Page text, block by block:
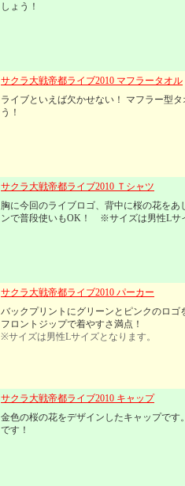
しょう！
サクラ大戦帝都ライブ2010 マフラータオル
ライブといえば欠かせない！ マフラー型
う！
サクラ大戦帝都ライブ2010 Ｔシャツ
胸に今回のライブロゴ、背中に桜の花を
ンで普段使いもOK！ ※サイズは男性Lサ
サクラ大戦帝都ライブ2010 パーカー
バックプリントにグリーンとピンクのロ
フロントジップで着やすさ満点！
※サイズは男性Lサイズとなります。
サクラ大戦帝都ライブ2010 キャップ
金色の桜の花をデザインしたキャップで
です！